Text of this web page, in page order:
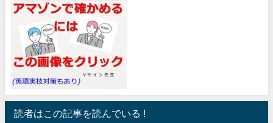
読者はこの記事を読んでいる !